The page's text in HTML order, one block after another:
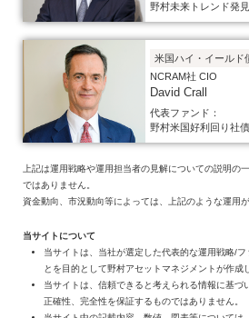
野村未来トレンド発
米国ハイ・イールド
NCRAM社 CIO
David Crall
代表ファンド：
野村米国好利回り社
上記は運用戦略や運用担当者の見解についての説明の
ではありません。
資金動向、市況動向等によっては、上記のような運用
当サイトについて
当サイトは、当社が選定した代表的な運用戦略/
とを目的として野村アセットマネジメントが作成
当サイトは、信頼できると考えられる情報に基づ
正確性、完全性を保証するものではありません。